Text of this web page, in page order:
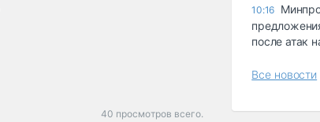
40 просмотров всего.
10:16
после атак
Все новости